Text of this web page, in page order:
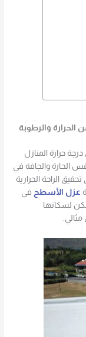
والرطوبة
حرارة المنازل
الحارة والجافة في
الراحة الحرارية
عزل الأسطح في
لسكانها